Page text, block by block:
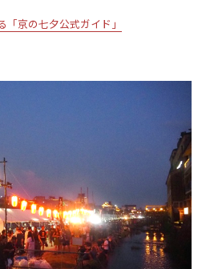
京の七夕公式ガイド」